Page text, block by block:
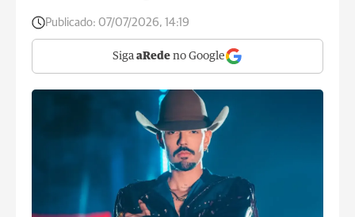
Publicado: 07/07/2026, 14:19
Siga aRede no Google